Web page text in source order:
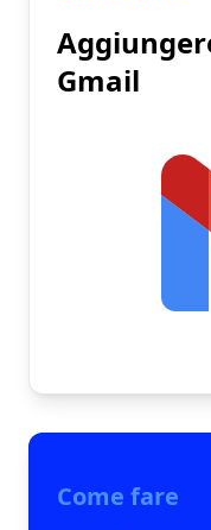
Gmail
Come fare